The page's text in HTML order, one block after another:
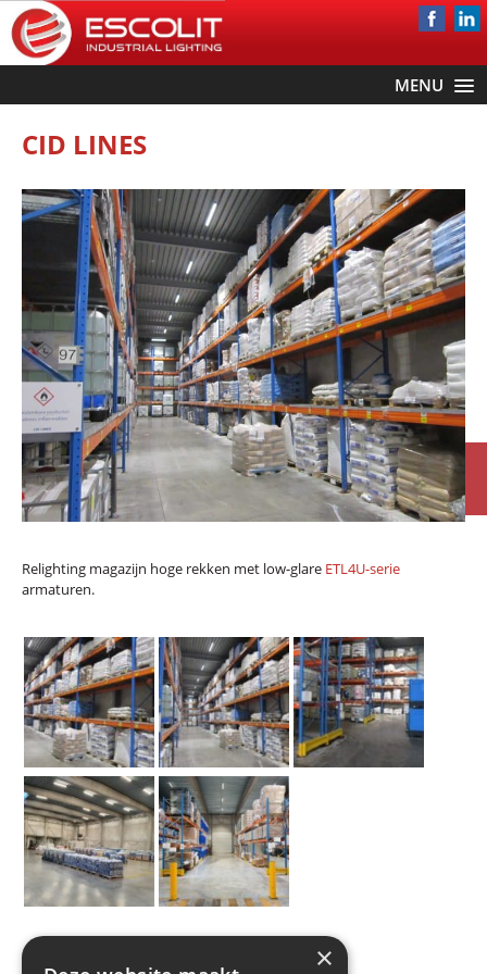
MENU
CID LINES
Relighting magazijn hoge rekken met low-glare ETL4U-serie
armaturen.
×